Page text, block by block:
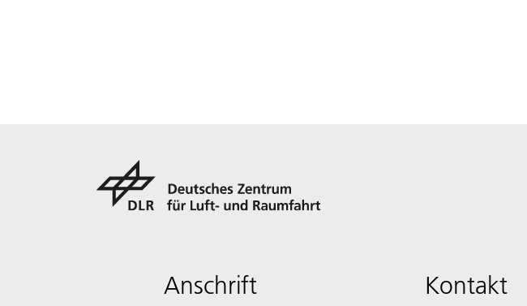
Anschrift Kontakt